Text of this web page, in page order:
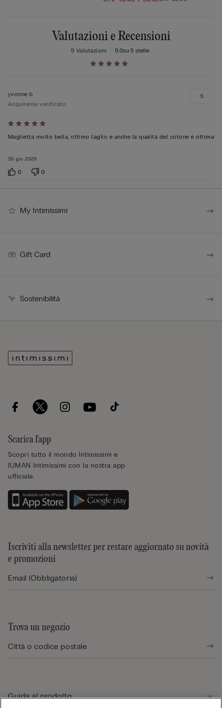
Valutazioni e Recensioni
5.0su 5 stelle
5 Valutazioni
Valutato
5
5
30 giu 2026
yvonne b
Acquirente verificato
Maglietta molto bella, ottimo taglio e anche la qualità del cotone è ottima
S
0 0
My Intimissimi
Gift Card
Sostenibilità
Scarica l'app
Scopri tutto il mondo Intimissimi e
IUMAN Intimissimi con la nostra app
ufficiale.
Iscriviti alla newsletter per restare aggiornato su novità
e promozioni
Trova un negozio
Guida al prodotto